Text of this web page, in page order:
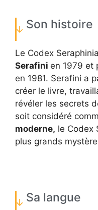
Son histoire
Le Codex
Serafini en 1979 et
en 1981. Serafini a
créer le livre,
révéler les secrets
soit considéré
moderne, le Codex
plus grands
Sa langue